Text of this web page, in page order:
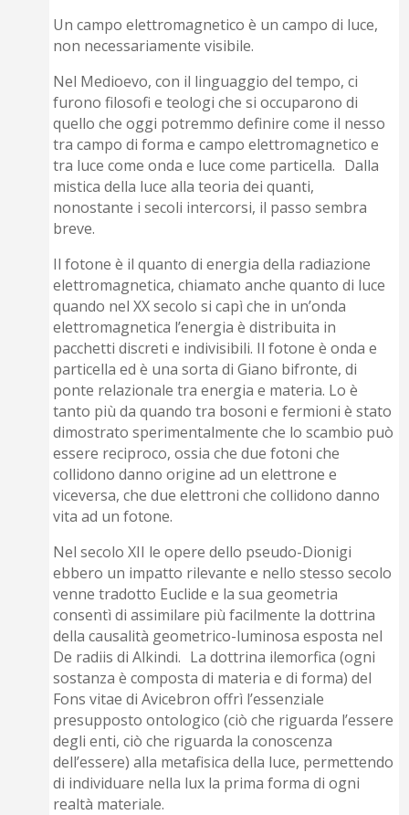
Un campo elettromagnetico è un campo di luce,
non necessariamente visibile.
Nel Medioevo, con il linguaggio del tempo, ci
furono filosofi e teologi che si occuparono di
quello che oggi potremmo definire come il nesso
tra campo di forma e campo elettromagnetico e
tra luce come onda e luce come particella. Dalla
mistica della luce alla teoria dei quanti,
nonostante i secoli intercorsi, il passo sembra
breve.
Il fotone è il quanto di energia della radiazione
elettromagnetica, chiamato anche quanto di luce
quando nel XX secolo si capì che in un’onda
elettromagnetica l’energia è distribuita in
pacchetti discreti e indivisibili. Il fotone è onda e
particella ed è una sorta di Giano bifronte, di
ponte relazionale tra energia e materia. Lo è
tanto più da quando tra bosoni e fermioni è stato
dimostrato sperimentalmente che lo scambio può
essere reciproco, ossia che due fotoni che
collidono danno origine ad un elettrone e
viceversa, che due elettroni che collidono danno
vita ad un fotone.
Nel secolo XII le opere dello pseudo-Dionigi
ebbero un impatto rilevante e nello stesso secolo
venne tradotto Euclide e la sua geometria
consentì di assimilare più facilmente la dottrina
della causalità geometrico-luminosa esposta nel
De radiis di Alkindi. La dottrina ilemorfica (ogni
sostanza è composta di materia e di forma) del
Fons vitae di Avicebron offrì l’essenziale
presupposto ontologico (ciò che riguarda l’essere
degli enti, ciò che riguarda la conoscenza
dell’essere) alla metafisica della luce, permettendo
di individuare nella lux la prima forma di ogni
realtà materiale.